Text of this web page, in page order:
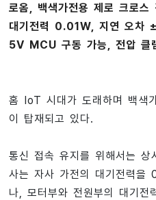
로옴, 백색가전용 제로 크로
대기전력 0.01W, 지연 오차
5V MCU 구동 가능, 전압 클
홈 IoT 시대가 도래하며 백색
이 탑재되고 있다.
통신 접속 유지를 위해서는
사는 자사 가전의 대기전력을
나, 모터부와 전원부의 대기전